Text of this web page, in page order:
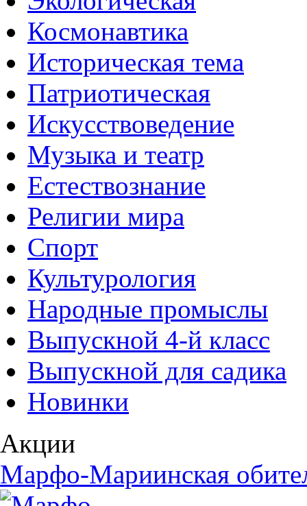
Космонавтика
Историческая тема
Патриотическая
Искусствоведение
Музыка и театр
Естествознание
Религии мира
Спорт
Культурология
Народные промыслы
Выпускной 4-й класс
Выпускной для садика
Новинки
Акции
Марфо-Мариинская